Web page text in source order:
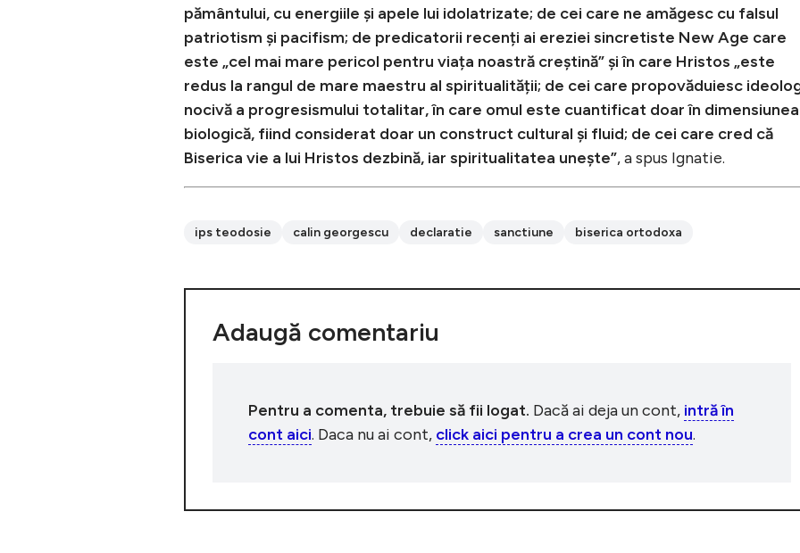
pământului, cu energiile şi apele lui idolatrizate; de cei care ne amăgesc cu falsul
patriotism și pacifism; de predicatorii recenți ai ereziei sincretiste New Age care
este „cel mai mare pericol pentru viața noastră creștină” şi în care Hristos „este
redus la rangul de mare maestru al spiritualității; de cei care propovăduiesc
nocivă a progresismului totalitar, în care omul este cuantificat doar în dimensiunea
biologică, fiind considerat doar un construct cultural și fluid; de cei care cred că
Biserica vie a lui Hristos dezbină, iar spiritualitatea unește”, a spus Ignatie.
ips teodosie calin georgescu declaratie sanctiune biserica ortodoxa
Adaugă comentariu
Pentru a comenta, trebuie să fii logat. Dacă ai deja un cont, intră în
cont aici. Daca nu ai cont, click aici pentru a crea un cont nou.